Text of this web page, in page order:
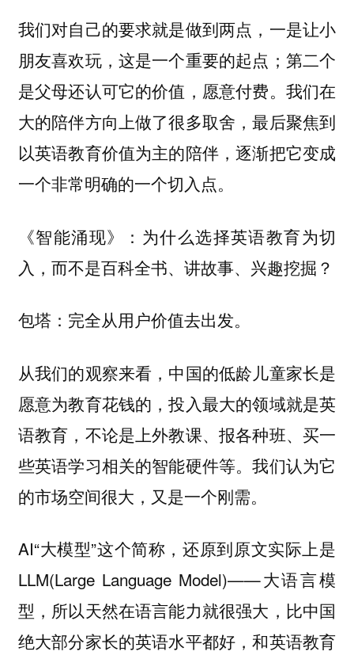
我们对自己的要求就是做到两点，一是让小
朋友喜欢玩，这是一个重要的起点；第二个
是父母还认可它的价值，愿意付费。我们在
大的陪伴方向上做了很多取舍，最后聚焦到
以英语教育价值为主的陪伴，逐渐把它变成
一个非常明确的一个切入点。
《智能涌现》： 为什么选择英语教育为切
入，而不是百科全书、讲故事、兴趣挖掘？
包塔： 完全从用户价值去出发。
从我们的观察来看，中国的低龄儿童家长是
愿意为教育花钱的，投入最大的领域就是英
语教育，不论是上外教课、报各种班、买一
些英语学习相关的智能硬件等。我们认为它
的市场空间很大，又是一个刚需。
AI“大模型”这个简称，还原到原文实际上是
LLM(Large Language Model)——大语言模
型，所以天然在语言能力就很强大，比中国
绝大部分家长的英语水平都好，和英语教育